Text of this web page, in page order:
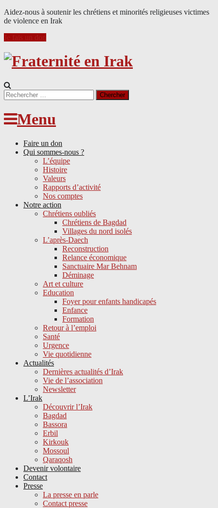
Aidez-nous à soutenir les chrétiens et minorités religieuses victimes
de violence en Irak
Je fais un don
Search
for:
Menu
Faire un don
Qui sommes-nous ?
L’équipe
Histoire
Valeurs
Rapports d’activité
Nos comptes
Notre action
Chrétiens oubliés
Chrétiens de Bagdad
Villages du nord isolés
L’après-Daech
Reconstruction
Relance économique
Sanctuaire Mar Behnam
Déminage
Art et culture
Education
Foyer pour enfants handicapés
Enfance
Formation
Retour à l’emploi
Santé
Urgence
Vie quotidienne
Actualités
Dernières actualités d’Irak
Vie de l’association
Newsletter
L’Irak
Découvrir l’Irak
Bagdad
Bassora
Erbil
Kirkouk
Mossoul
Qaraqosh
Devenir volontaire
Contact
Presse
La presse en parle
Contact presse